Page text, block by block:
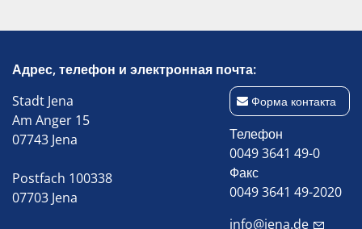
Адрес, телефон и электронная почта:
Stadt Jena
Am Anger 15
07743 Jena
Postfach 100338
07703 Jena
Форма контакта
Телефон
0049 3641 49-0
Факс
0049 3641 49-2020
info@jena.de